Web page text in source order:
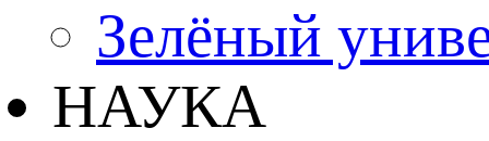
Зелёный
НАУКА